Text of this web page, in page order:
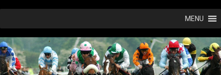
Ir
al
contenido
MENU